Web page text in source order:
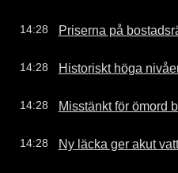
14:28 Priserna på
14:28 Historiskt höga
14:28 Misstänkt för ömord
14:28 Ny läcka ger akut